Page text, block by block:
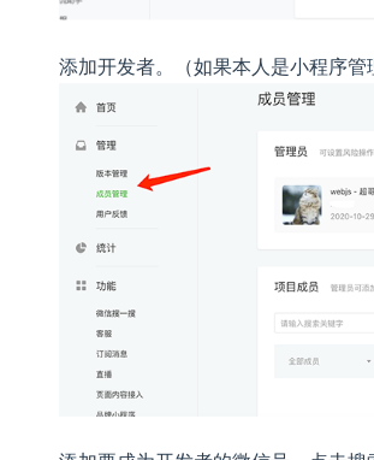
添加开发者。（如果本人是小程序管